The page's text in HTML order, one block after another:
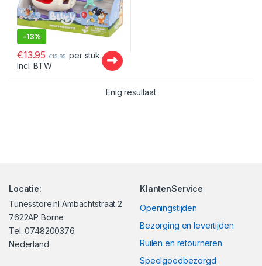
-13%
€13.95 €15.95 per stuk.
Incl. BTW
Enig resultaat
Locatie:
Tunesstore.nl Ambachtstraat 2
7622AP Borne
Tel. 0748200376
Nederland
KlantenService
Openingstijden
Bezorging en levertijden
Ruilen en retourneren
Speelgoedbezorgd